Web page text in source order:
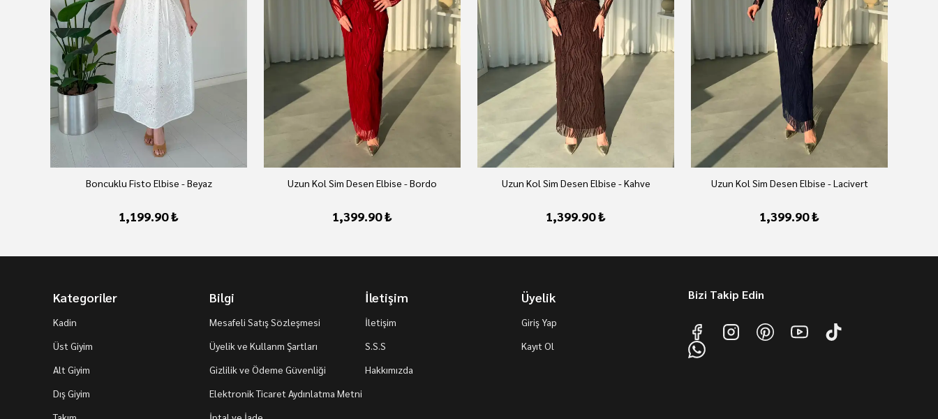
Boncuklu Fisto Elbise - Beyaz
1,199.90 ₺
Uzun Kol Sim Desen Elbise - Bordo
1,399.90 ₺
Uzun Kol Sim Desen Elbise - Kahve
1,399.90 ₺
Uzun Kol Sim Desen Elbise - Lacivert
1,399.90 ₺
Kategoriler
Kadin
Üst Giyim
Alt Giyim
Dış Giyim
Bilgi
Mesafeli Satış Sözleşmesi
Üyelik ve Kullanm Şartları
Gizlilik ve Ödeme Güvenliği
Elektronik Ticaret Aydınlatma Metni
İletişim
İletişim
S.S.S
Hakkımızda
Üyelik
Giriş Yap
Kayıt Ol
Bizi Takip Edin